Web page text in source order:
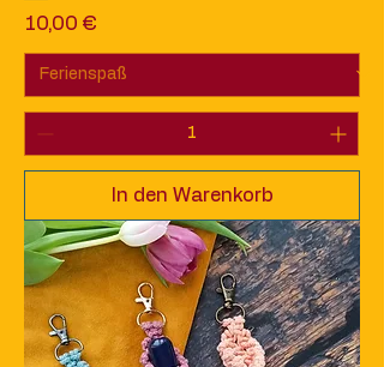
Preis
10,00 €
In den Warenkorb